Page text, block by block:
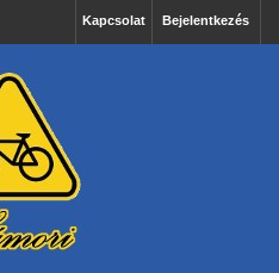
Bejelentkezés
Kapcsolat